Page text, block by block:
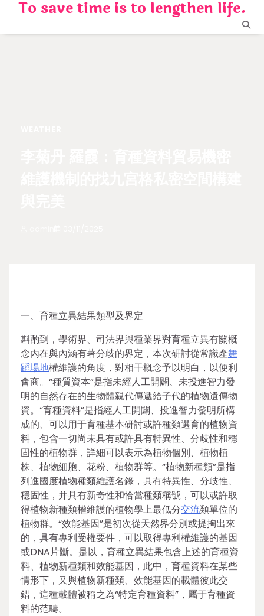
content
To save time is to lengthen life.
一、育種立異結果類型及界定
斟酌到，學術界、司法界與種業界對育種立異有關概
念內在與內涵有著分歧的界定，本次研討從常識產舞
蹈場地權維護的角度，對相干概念予以明白，以便利
會商。“種質資本”是指未經人工開闢、未投進智力發
明的自然存在的生物體親代傳遞給子代的植物遺傳物
資。“育種資料”是指經人工開闢、投進智力發明所構
成的、可以用于育種基本研討或許種類選育的植物資
料，包含一切尚未具有或許具有特異性、分歧性和穩
固性的植物群，詳細可以表示為植物個別、植物植
株、植物細胞、花粉、植物群等。“植物新種類”是指
列進國度植物種類維護名錄，具有特異性、分歧性、
穩固性，并具有新奇性和恰當種類稱號，可以或許取
得植物新種類權維護的植物學上最低分交流類單位的
植物群。“效能基因”是初次從天然界分別或提掏出來
的，具有專利受權要件，可以取得專利權維護的基因
或DNA片斷。是以，育種立異結果包含上述的育種資
料、植物新種類和效能基因，此中，育種資料在某些
情形下，又與植物新種類、效能基因的載體彼此交
錯，這種載體被稱之為“特定育種資料”，屬于育種資
料的范疇。